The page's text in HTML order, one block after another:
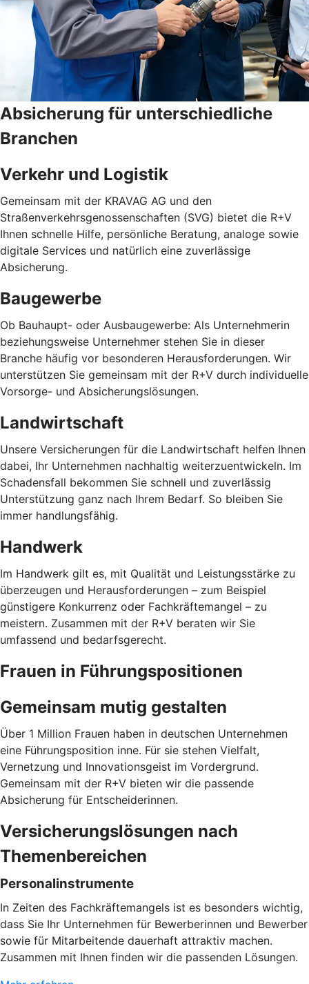
Absicherung für unterschiedliche
Branchen
Verkehr und Logistik
Gemeinsam mit der KRAVAG AG und den
Straßenverkehrsgenossenschaften (SVG) bietet die R+V
Ihnen schnelle Hilfe, persönliche Beratung, analoge sowie
digitale Services und natürlich eine zuverlässige
Absicherung.
Baugewerbe
Ob Bauhaupt- oder Ausbaugewerbe: Als Unternehmerin
beziehungsweise Unternehmer stehen Sie in dieser
Branche häufig vor besonderen Herausforderungen. Wir
unterstützen Sie gemeinsam mit der R+V durch individuelle
Vorsorge- und Absicherungslösungen.
Landwirtschaft
Unsere Versicherungen für die Landwirtschaft helfen Ihnen
dabei, Ihr Unternehmen nachhaltig weiterzuentwickeln. Im
Schadensfall bekommen Sie schnell und zuverlässig
Unterstützung ganz nach Ihrem Bedarf. So bleiben Sie
immer handlungsfähig.
Handwerk
Im Handwerk gilt es, mit Qualität und Leistungsstärke zu
überzeugen und Herausforderungen – zum Beispiel
günstigere Konkurrenz oder Fachkräftemangel – zu
meistern. Zusammen mit der R+V beraten wir Sie
umfassend und bedarfsgerecht.
Frauen in Führungspositionen
Gemeinsam mutig gestalten
Über 1 Million Frauen haben in deutschen Unternehmen
eine Führungsposition inne. Für sie stehen Vielfalt,
Vernetzung und Innovationsgeist im Vordergrund.
Gemeinsam mit der R+V bieten wir die passende
Absicherung für Entscheiderinnen.
Versicherungslösungen nach
Themenbereichen
Personalinstrumente
In Zeiten des Fachkräftemangels ist es besonders wichtig,
dass Sie Ihr Unternehmen für Bewerberinnen und Bewerber
sowie für Mitarbeitende dauerhaft attraktiv machen.
Zusammen mit Ihnen finden wir die passenden Lösungen.